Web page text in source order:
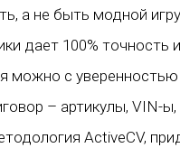
а не быть модной
дает 100% точность
можно с уверенностью
– артикулы, VIN-
ActiveCV,